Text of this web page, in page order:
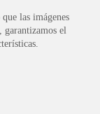
las imágenes
garantizamos el